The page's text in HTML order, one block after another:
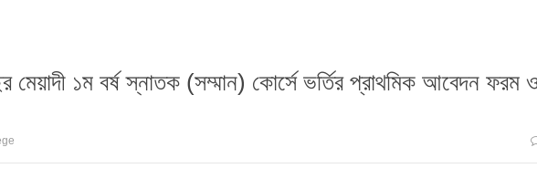
মেয়াদী ১ম বর্ষ স্নাতক (সম্মান) কোর্সে ভর্তির প্রাথমিক আবেদন ফরম